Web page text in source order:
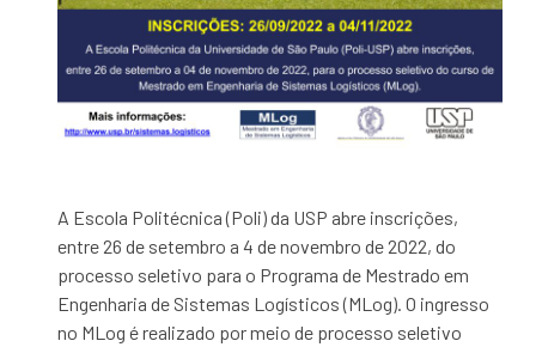
A Escola Politécnica (Poli) da USP abre inscrições,
entre 26 de setembro a 4 de novembro de 2022, do
processo seletivo para o Programa de Mestrado em
Engenharia de Sistemas Logísticos (MLog). O ingresso
no MLog é realizado por meio de processo seletivo